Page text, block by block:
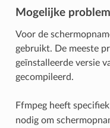
Mogelijke
Voor de
gebruikt. De meeste
geïnstalleerde versie
gecompileerd.
Ffmpeg heeft
nodig om